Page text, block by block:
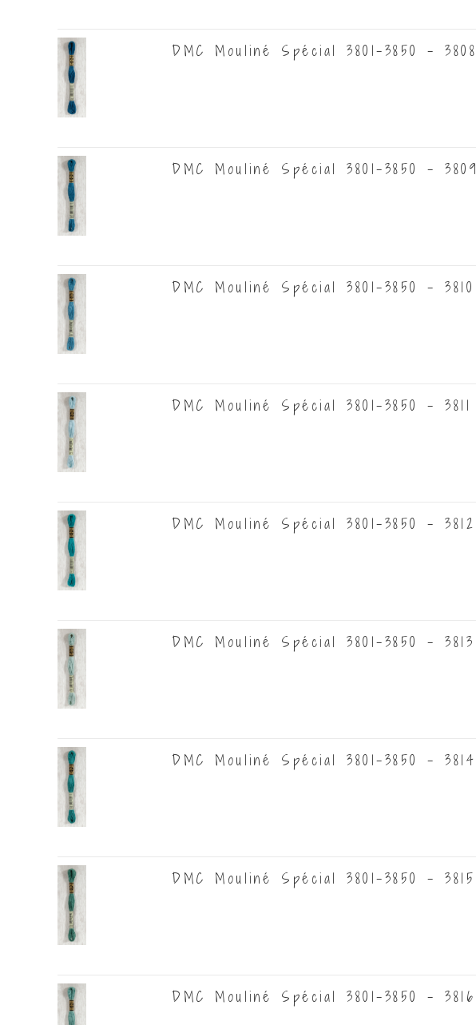
DMC Mouliné Spécial 3801-3850 - 3808
DMC Mouliné Spécial 3801-3850 - 3809
DMC Mouliné Spécial 3801-3850 - 3810
DMC Mouliné Spécial 3801-3850 - 3811
DMC Mouliné Spécial 3801-3850 - 3812
DMC Mouliné Spécial 3801-3850 - 3813
DMC Mouliné Spécial 3801-3850 - 3814
DMC Mouliné Spécial 3801-3850 - 3815
DMC Mouliné Spécial 3801-3850 - 3816